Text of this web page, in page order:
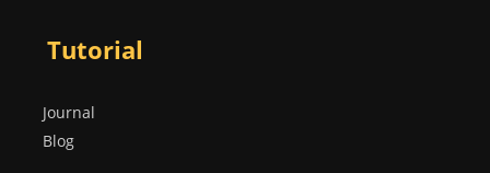
Tutorial
Journal
Blog